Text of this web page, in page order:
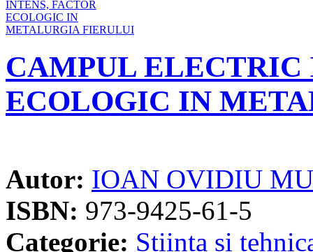
CAMPUL ELECTRIC
ECOLOGIC IN
Autor: IOAN OVIDIU
ISBN: 973-9425-61-5
Categorie: Stiinta si